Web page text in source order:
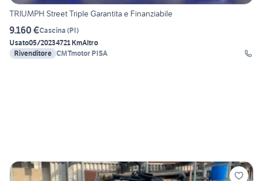
TRIUMPH Street Triple Garantita e Finanziabile
9.160 €Cascina (PI)
Usato05/20234721 KmAltro
Rivenditore CMTmotor PISA